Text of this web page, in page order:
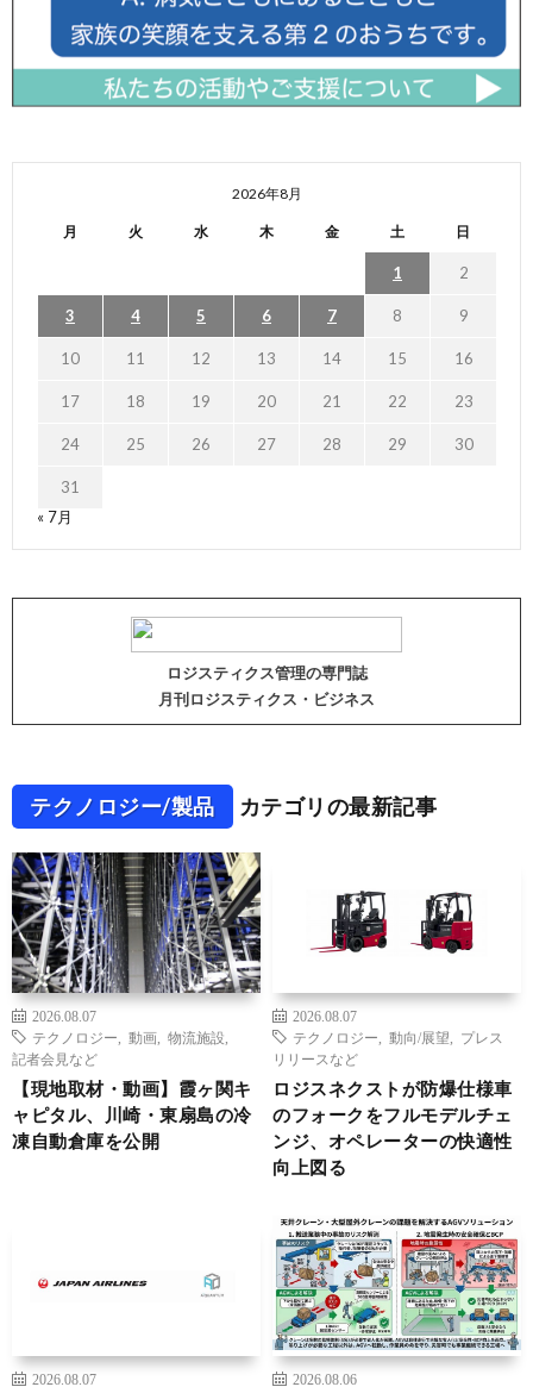
2026年8月
月 火 水 木 金 土 日
1 2
3 4 5 6 7 8 9
10 11 12 13 14 15 16
17 18 19 20 21 22 23
24 25 26 27 28 29 30
31
« 7月
ロジスティクス管理の専門誌
月刊ロジスティクス・ビジネス
テクノロジー/製品 カテゴリの最新記事
2026.08.07
テクノロジー
動画 物流施設
記者会見など
【現地取材・動画】霞ヶ関キ
ャピタル、川崎・東扇島の冷
凍自動倉庫を公開
2026.08.07
テクノロジー
動向/展望
プレス
リリースなど
ロジスネクストが防爆仕様車
のフォークをフルモデルチェ
ンジ、オペレーターの快適性
向上図る
2026.08.07
2026.08.06